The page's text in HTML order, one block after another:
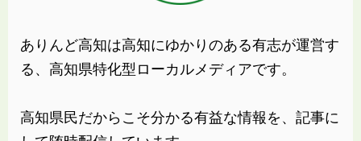
ありんど高知は高知にゆかりのある有志が運営す
る、高知県特化型ローカルメディアです。
高知県民だからこそ分かる有益な情報を、記事に